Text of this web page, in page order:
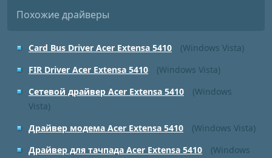
Похожие драйверы
Card Bus Driver Acer Extensa 5410
(Windows Vista)
FIR Driver Acer Extensa 5410
(Windows Vista)
Сетевой драйвер Acer Extensa 5410
(Windows
Vista)
Драйвер модема Acer Extensa 5410
(Windows Vista)
Драйвер для тачпада Acer Extensa 5410
(Windows